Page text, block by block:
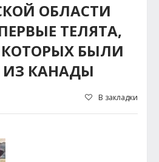
ОБЛАСТИ
ТЕЛЯТА,
БЫЛИ
ИЗ КАНАДЫ
В закладки